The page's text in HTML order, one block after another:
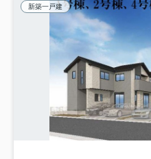
新築一戸建